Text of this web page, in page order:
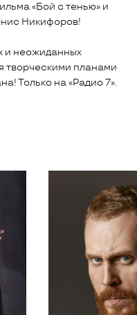
«Бой с тенью» и
Никифоров!
и неожиданных
творческими планами
Только на «Радио 7».